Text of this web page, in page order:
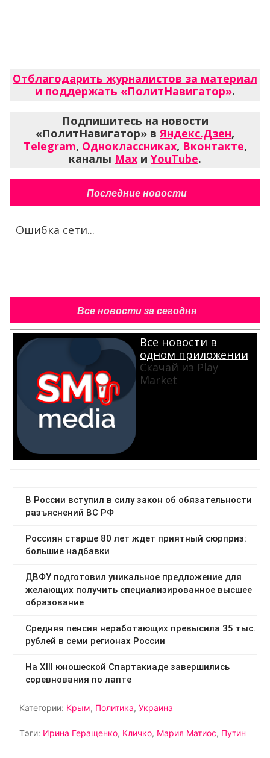
Отблагодарить журналистов за материал
и поддержать «ПолитНавигатор».
Подпишитесь на новости
«ПолитНавигатор» в Яндекс.Дзен,
Telegram, Одноклассниках, Вконтакте,
каналы Max и YouTube.
Последние новости
Ошибка сети...
Все новости за сегодня
Все новости в
одном приложении
Скачай из Play
Market
Категории: Крым, Политика, Украина
Тэги: Ирина Геращенко, Кличко, Мария Матиос, Путин